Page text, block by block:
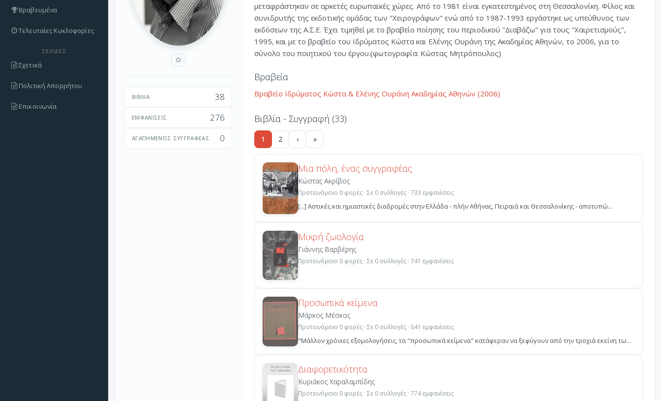
Βραβευμένα
Τελευταίες Κυκλοφορίες
ΣΕΛΊΔΕΣ
Σχετικά
Πολιτική Απορρήτου
Επικοινωνία
ΒΙΒΛΊΑ 38
ΕΜΦΑΝΊΣΕΙΣ 276
ΑΓΑΠΗΜΈΝΟΣ ΣΥΓΓΡΑΦΈΑΣ 0
μεταφράστηκαν σε αρκετές ευρωπαϊκές χώρες. Από το 1981 είναι εγκατεστημένος στη Θεσσαλονίκη. Φίλος και
συνιδρυτής της εκδοτικής ομάδας των "Χειρογράφων" ενώ από το 1987-1993 εργάστηκε ως υπεύθυνος των
εκδόσεων της Α.Σ.Ε. Έχει τιμηθεί με το βραβείο ποίησης του περιοδικού "Διαβάζω" για τους "Χαιρετισμούς",
1995, και με το βραβείο του Ιδρύματος Κώστα και Ελένης Ουράνη της Ακαδημίας Αθηνών, το 2006, για το
σύνολο του ποιητικού του έργου.(φωτογραφία: Κώστας Μητρόπουλος)
Βραβεία
Βραβείο Ιδρύματος Κώστα & Ελένης Ουράνη Ακαδημίας Αθηνών (2006)
Βιβλία - Συγγραφή (33)
1 2 › »
Μια πόλη, ένας συγγραφέας
Κώστας Ακρίβος
Προτεινόμενο 0 φορές · Σε 0 συλλογές · 733 εμφανίσεις
[...] Αστικές και ημιαστικές διαδρομές στην Ελλάδα - πλήν Αθήνας, Πειραιά και Θεσσαλονίκης - αποτυπώ...
Μικρή ζωολογία
Γιάννης Βαρβέρης
Προτεινόμενο 0 φορές · Σε 0 συλλογές · 741 εμφανίσεις
Προσωπικά κείμενα
Μάρκος Μέσκος
Προτεινόμενο 0 φορές · Σε 0 συλλογές · 641 εμφανίσεις
"Μάλλον χρόνιες εξομολογήσεις, τα "προσωπικά κείμενα" κατάφεραν να ξεφύγουν από την τροχιά εκείνη τω...
Διαφορετικότητα
Κυριάκος Χαραλαμπίδης
Προτεινόμενο 0 φορές · Σε 0 συλλογές · 774 εμφανίσεις